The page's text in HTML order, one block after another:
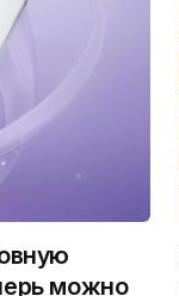
можно